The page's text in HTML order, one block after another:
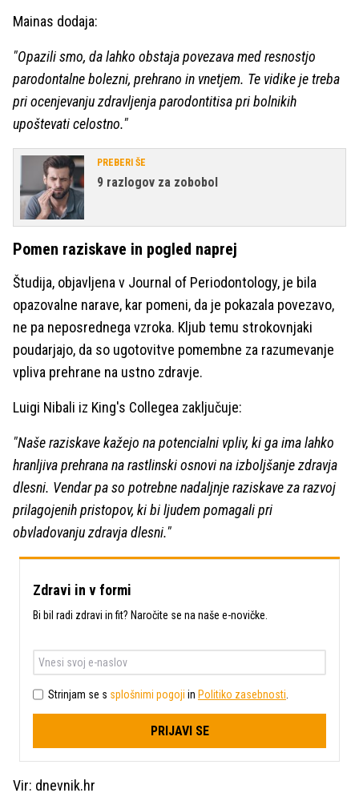
Mainas dodaja:
"Opazili smo, da lahko obstaja povezava med resnostjo
parodontalne bolezni, prehrano in vnetjem. Te vidike je treba
pri ocenjevanju zdravljenja parodontitisa pri bolnikih
upoštevati celostno."
PREBERI ŠE
9 razlogov za zobobol
Pomen raziskave in pogled naprej
Študija, objavljena v Journal of Periodontology, je bila
opazovalne narave, kar pomeni, da je pokazala povezavo,
ne pa neposrednega vzroka. Kljub temu strokovnjaki
poudarjajo, da so ugotovitve pomembne za razumevanje
vpliva prehrane na ustno zdravje.
Luigi Nibali iz King's Collegea zaključuje:
"Naše raziskave kažejo na potencialni vpliv, ki ga ima lahko
hranljiva prehrana na rastlinski osnovi na izboljšanje zdravja
dlesni. Vendar pa so potrebne nadaljnje raziskave za razvoj
prilagojenih pristopov, ki bi ljudem pomagali pri
obvladovanju zdravja dlesni."
Zdravi in v formi
Bi bil radi zdravi in fit? Naročite se na naše e-novičke.
Strinjam se s splošnimi pogoji in Politiko zasebnosti
PRIJAVI SE
Vir: dnevnik.hr